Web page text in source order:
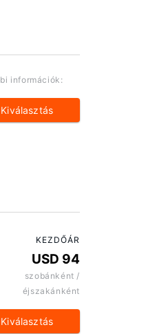
információk:
Kiválasztás
KEZDŐÁR
USD 94
szobánként /
éjszakánként
Kiválasztás